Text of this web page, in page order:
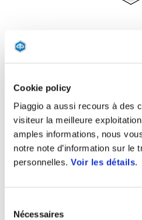
Cookie policy
Piaggio a aussi recours à des
visiteur la meilleure
amples informations, nous
notre note d’information sur le
personnelles. Voir les détails.
Nécessaires
Control the energy absorbed by
vehicle, ensuring battery duration
vehicle. Two separate buttons & 4
cover and handgrips heating units